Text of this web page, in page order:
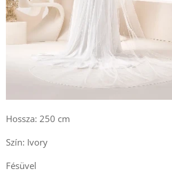
Hossza: 250 cm
Szín: Ivory
Fésüvel